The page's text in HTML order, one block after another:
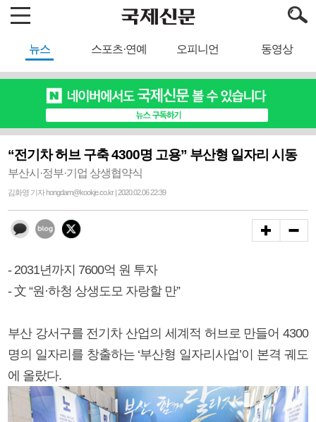
뉴스 스포츠·연예 오피니언 동영상
“전기차 허브 구축 4300명 고용” 부산형 일자리 시동
부산시·정부·기업 상생협약식
김화영 기자 hongdam@kookje.co.kr | 2020.02.06 22:39
- 2031년까지 7600억 원 투자
- 文 “원·하청 상생도모 자랑할 만”
부산 강서구를 전기차 산업의 세계적 허브로 만들어 4300
명의 일자리를 창출하는 ‘부산형 일자리사업’이 본격 궤도
에 올랐다.